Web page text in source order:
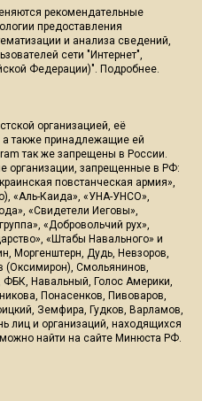
рекомендательные
предоставления
и анализа сведений,
сети "Интернет",
Федерации)". Подробнее.
организацией, её
а также принадлежащие ей
так же запрещены в России.
организации, запрещенные в РФ:
повстанческая армия»,
«Аль-Каида», «УНА-УНСО»,
«Свидетели Иеговы»,
«Добровольчий рух»,
«Штабы Навального» и
Моргенштерн, Дудь, Невзоров,
(Оксимирон), Смольянинов,
ФБК, Навальный, Голос Америки,
Понасенков, Пивоваров,
Земфира, Гудков, Варламов,
лиц и организаций, находящихся
найти на сайте Минюста РФ.